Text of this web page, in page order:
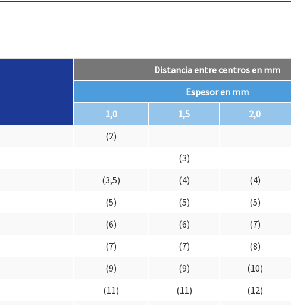
Distancia entre centros en mm
Espesor en mm
1,0
1,5 2,0
(2)
(3)
(3,5) (4)
(4)
(5) (5) (5)
(6) (6) (7)
(7) (7) (8)
(9) (9) (10)
(11) (11) (12)